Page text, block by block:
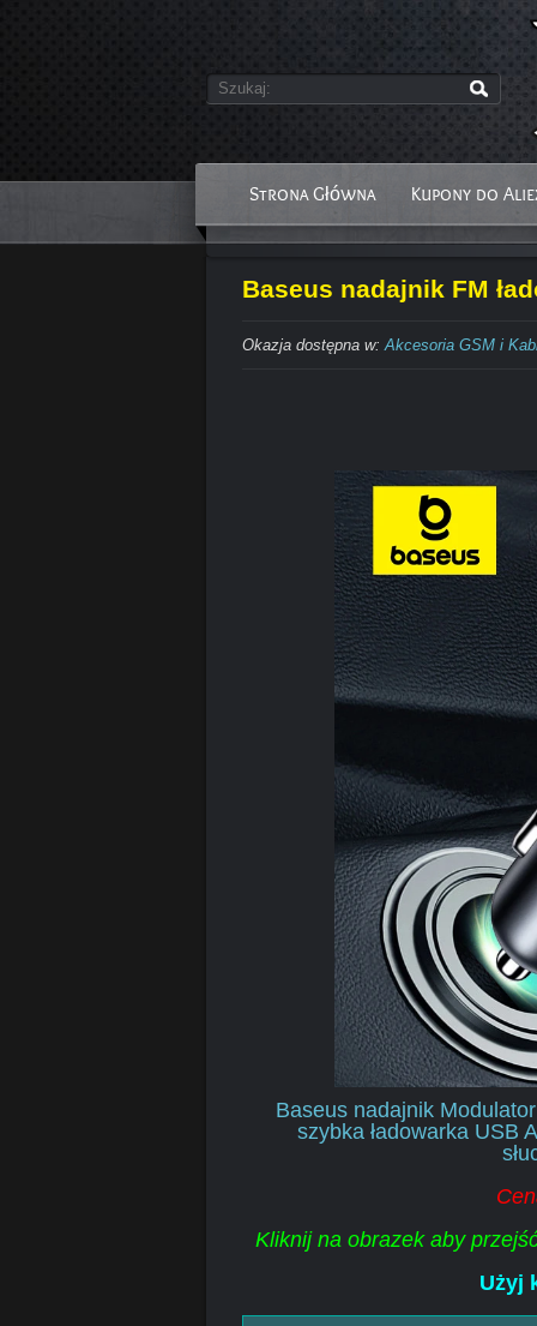
Strona Główna Kupony do
Baseus nadajnik FM
Okazja dostępna w:Akcesoria GSM i
Baseus nadajnik
szybka ładowarka USB
Kliknij na obrazek aby
Użyj